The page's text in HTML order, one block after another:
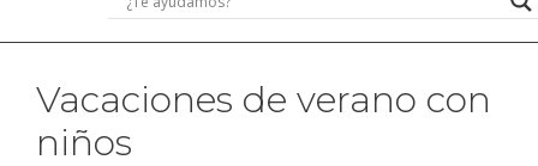
Vacaciones de verano con
niños